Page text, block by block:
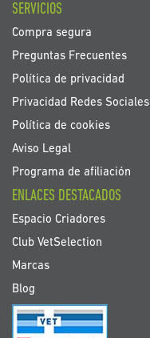
SERVICIOS
Compra segura
Preguntas Frecuentes
Política de privacidad
Privacidad Redes Sociales
Política de cookies
Aviso Legal
Programa de afiliación
ENLACES DESTACADOS
Espacio Criadores
Club VetSelection
Marcas
Blog